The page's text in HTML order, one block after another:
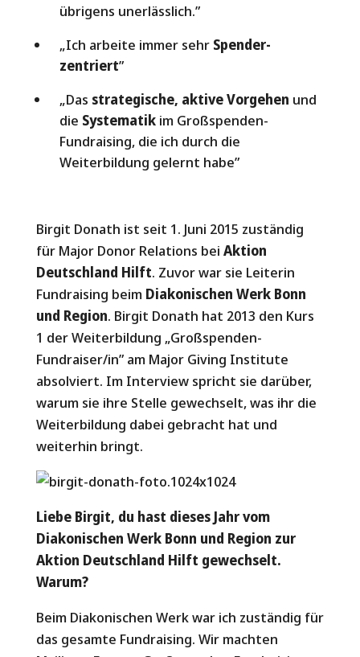
übrigens unerlässlich.”
„Ich arbeite immer sehr Spender-
zentriert”
„Das strategische, aktive Vorgehen und
die Systematikim Großspenden-
Fundraising, die ich durch die
Weiterbildung gelernt habe”
Birgit Donath ist seit 1. Juni 2015 zuständig
für Major Donor Relations bei Aktion
Deutschland Hilft. Zuvor war sie Leiterin
Fundraising beim Diakonischen Werk Bonn
und Region. Birgit Donath hat 2013 den Kurs
1 der Weiterbildung „Großspenden-
Fundraiser/in” am Major Giving Institute
absolviert. Im Interview spricht sie darüber,
warum sie ihre Stelle gewechselt, was ihr die
Weiterbildung dabei gebracht hat und
weiterhin bringt.
Liebe Birgit, du hast dieses Jahr vom
Diakonischen Werk Bonn und Region zur
Aktion Deutschland Hilft gewechselt.
Warum?
Beim Diakonischen Werk war ich zuständig für
das gesamte Fundraising. Wir machten